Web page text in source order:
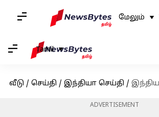
மேலும்
Tamil
வீடு / செய்தி / இந்தியா செய்தி / இந்தியாவில் ஏழு ஆண்டுகளில்
ADVERTISEMENT